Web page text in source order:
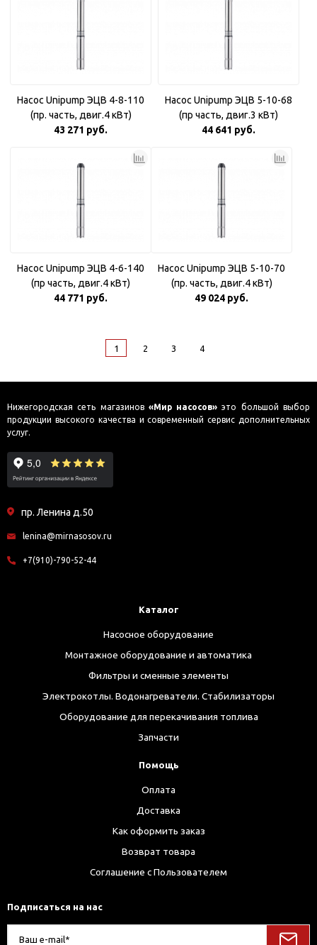
Насос Unipump ЭЦВ 4-8-110
(пр. часть, двиг.4 кВт)
43 271 руб.
Насос Unipump ЭЦВ 5-10-68
(пр часть, двиг.3 кВт)
44 641 руб.
Насос Unipump ЭЦВ 4-6-140
(пр часть, двиг.4 кВт)
44 771 руб.
Насос Unipump ЭЦВ 5-10-70
(пр. часть, двиг.4 кВт)
49 024 руб.
1 2 3 4
Нижегородская сеть магазинов «Мир насосов» это большой выбор
продукции высокого качества и современный сервис дополнительных
услуг.
пр. Ленина д.50
lenina@mirnasosov.ru
+7(910)-790-52-44
Каталог
Насосное оборудование
Монтажное оборудование и автоматика
Фильтры и сменные элементы
Электрокотлы. Водонагреватели. Стабилизаторы
Оборудование для перекачивания топлива
Запчасти
Помощь
Оплата
Доставка
Как оформить заказ
Возврат товара
Соглашение с Пользователем
Подписаться на нас